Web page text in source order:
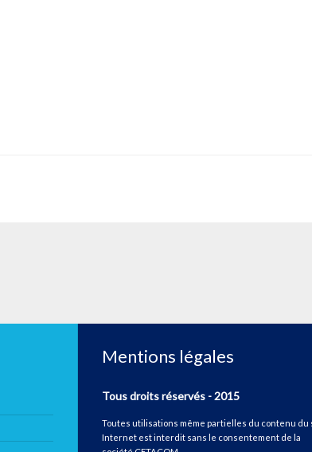
Mentions légales
Tous droits réservés - 2015
Toutes utilisations même partielles du contenu du
Internet est interdit sans le consentement de la